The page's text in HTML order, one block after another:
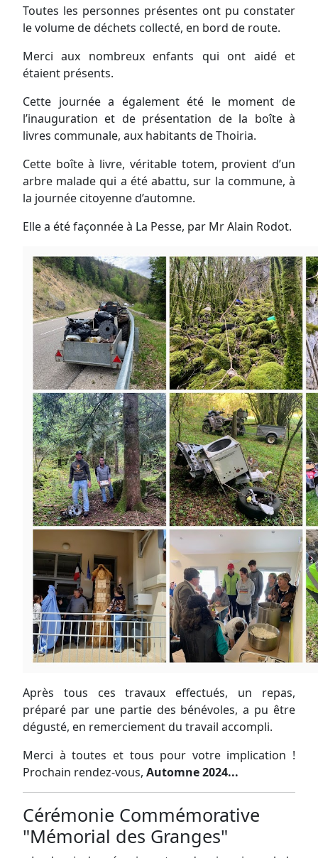
Toutes les personnes présentes ont pu constater
le volume de déchets collecté, en bord de route.
Merci aux nombreux enfants qui ont aidé et
étaient présents.
Cette journée a également été le moment de
l’inauguration et de présentation de la boîte à
livres communale, aux habitants de Thoiria.
Cette boîte à livre, véritable totem, provient d’un
arbre malade qui a été abattu, sur la commune, à
la journée citoyenne d’automne.
Elle a été façonnée à La Pesse, par Mr Alain Rodot.
Après tous ces travaux effectués, un repas,
préparé par une partie des bénévoles, a pu être
dégusté, en remerciement du travail accompli.
Merci à toutes et tous pour votre implication !
Prochain rendez-vous, Automne 2024...
Cérémonie Commémorative
"Mémorial des Granges"